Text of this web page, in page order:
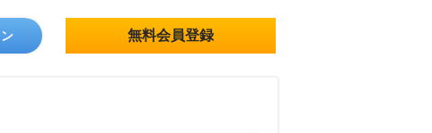
無料会員登録